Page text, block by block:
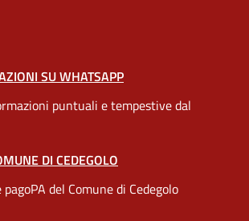
SU WHATSAPP
puntuali e tempestive dal
DI CEDEGOLO
del Comune di Cedegolo